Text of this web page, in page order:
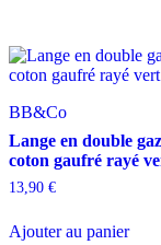
BB&Co
Lange en double
coton gaufré rayé
13,90 €
Ajouter au panier